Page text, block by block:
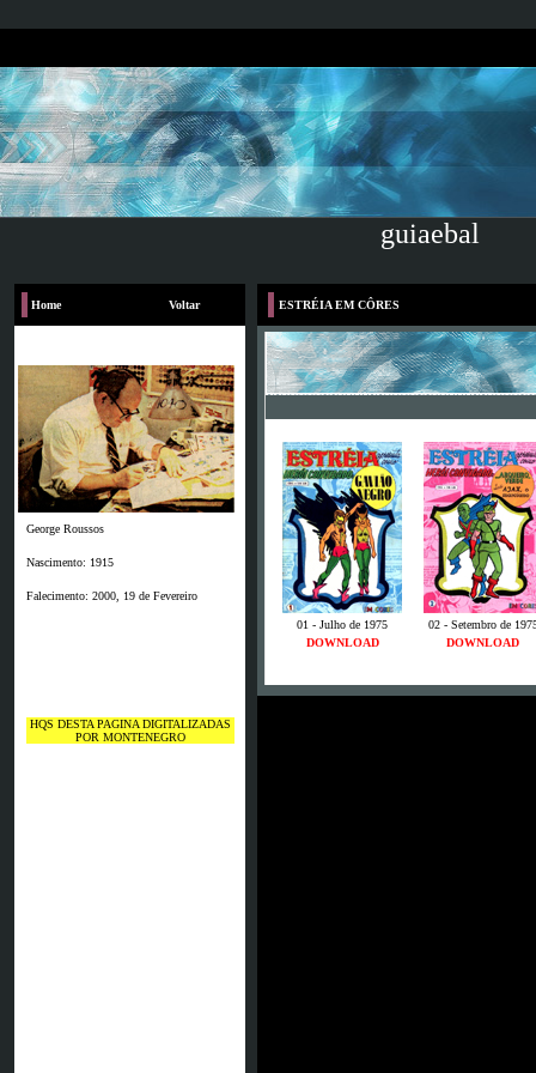
guiaebal
Home Voltar
George Roussos
Nascimento: 1915
Falecimento: 2000, 19 de Fevereiro
HQS DESTA PAGINA DIGITALIZADAS
POR MONTENEGRO
ESTRÉIA EM CÔRES
01 - Julho de 1975
02 - Setembro de
DOWNLOAD
DOWNLOAD